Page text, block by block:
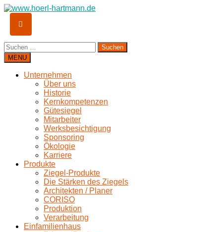
Suchen
nach:
MENU
Unternehmen
Über uns
Historie
Kernkompetenzen
Gütesiegel
Mitarbeiter
Werksbesichtigung
Sponsoring
Ökologie
Karriere
Produkte
Ziegel-Produkte
Die Stärken des Ziegels
Architekten / Planer
CORISO
Produktion
Verarbeitung
Einfamilienhaus